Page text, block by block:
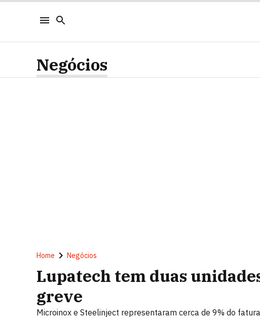
Negócios
Home Negócios
Lupatech tem duas
greve
Microinox e Steelinject representaram cerca de 9% do